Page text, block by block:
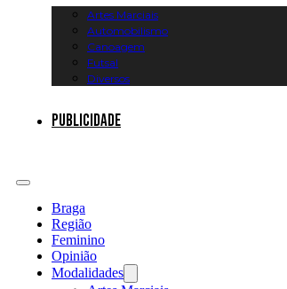
Artes Marciais
Automobilismo
Canoagem
Futsal
Diversos
Publicidade
Braga
Região
Feminino
Opinião
Modalidades